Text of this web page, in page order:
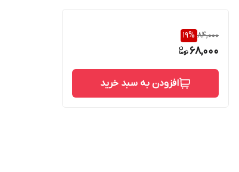
84,000
19%
68,000
افزودن به سبد خرید